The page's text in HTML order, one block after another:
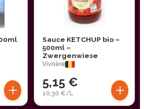
+
Sauce KETCHUP bio –
500ml –
Zwergenwiese
Vivrière
5,15 €
10,30 €/L +